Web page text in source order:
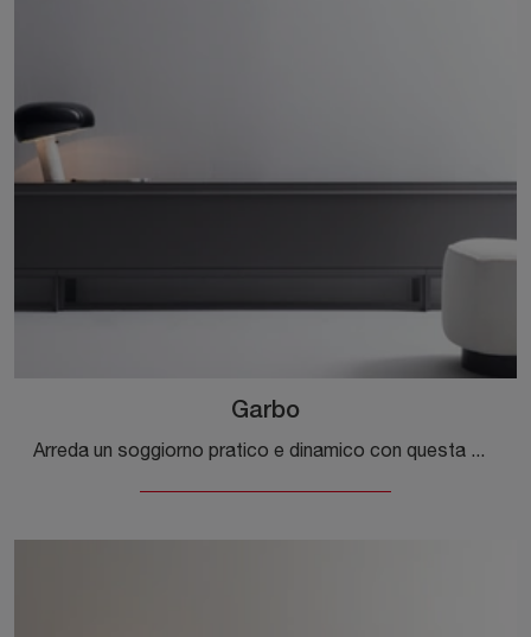
Garbo
Arreda un soggiorno pratico e dinamico con questa madia Garbo di Desiree: scopri le più esclusive Madie in laccato opaco.